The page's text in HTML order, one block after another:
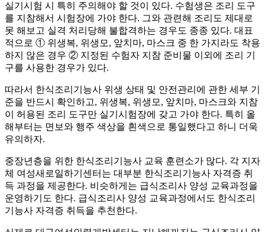
실기시험 시 특히 주의해야 할 것이 있다. 수험생은 조리 도구
를 지참해서 시험장에 가야 한다. 그와 관련해 조리도 제대로
못 해보고 실격 처리당해 불합격하는 경우도 종종 있다. 대표
적으로 ① 위생복, 위생모, 앞치마, 마스크 중 한 가지라도 착용
하지 않은 경우 ② 지정된 수험자 지참 준비물 이외에 조리 기
구를 사용한 경우가 있다.
따라서 한식조리기능사 위생 상태 및 안전관리에 관한 세부 기
준을 반드시 확인하고, 위생복, 위생모, 앞치마, 마스크와 지참
이 허용된 조리 도구만 실기시험장에 갖고 가야 한다. 특히 올
해부터는 면보와 행주 색상을 흰색으로 통일했다고 하니 더욱
유의하자.
중장년층을 위한 한식조리기능사 교육 훈련소가 많다. 각 지자
체 여성새로일하기센터는 대부분 한식조리기능사 자격증 취
득 과정을 제공한다. 비슷하게는 급식조리사 양성 교육과정을
운영하기도 한다. 급식조리사 양성 교육과정에서도 한식조리
기능사 자격증 취득을 추천한다.